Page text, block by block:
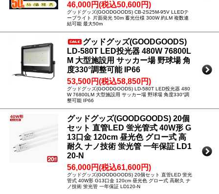
46,000円(税込50,600円)
グッドグッズ(GOODGOODS) CB-2S25M-95V LLEDテ
ープライト 片面発光 50m 蓄光仕様 300W 約LM 複数連
結可能 最大50m
グッドグッズ(GOODGOODS)
LD-580T LED投光器 480W 76800L
M 大型施設用 サッカー場 野球場 角
度330°調整可能 IP66
53,500円(税込58,850円)
グッドグッズ(GOODGOODS) LD-580T LED投光器 480
W 76800LM 大型施設用 サッカー場 野球場 角度330°調
整可能 IP66
グッドグッズ(GOODGOODS) 20個
セット 直管LED 蛍光管式 40W形 G
13口金 120cm 昼光色 グロー式 高
耐久 ナノ技術 蛍光管 一年保証 LD1
20-N
56,000円(税込61,600円)
グッドグッズ(GOODGOODS) 20個セット 直管LED 蛍光
管式 40W形 G13口金 120cm 昼光色 グロー式 高耐久 ナ
ノ技術 蛍光管 一年保証 LD120-N